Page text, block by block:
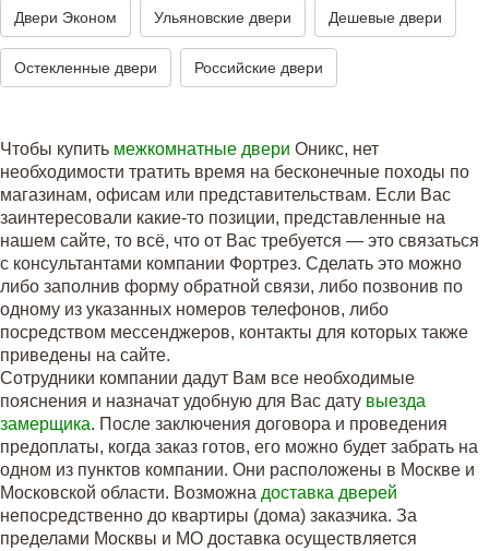
Двери Эконом Ульяновские двери Дешевые двери
Остекленные двери Российские двери
Чтобы купить межкомнатные двери Оникс, нет
необходимости тратить время на бесконечные походы по
магазинам, офисам или представительствам. Если Вас
заинтересовали какие-то позиции, представленные на
нашем сайте, то всё, что от Вас требуется — это связаться
с консультантами компании Фортрез. Сделать это можно
либо заполнив форму обратной связи, либо позвонив по
одному из указанных номеров телефонов, либо
посредством мессенджеров, контакты для которых также
приведены на сайте.
Сотрудники компании дадут Вам все необходимые
пояснения и назначат удобную для Вас дату выезда
замерщика. После заключения договора и проведения
предоплаты, когда заказ готов, его можно будет забрать на
одном из пунктов компании. Они расположены в Москве и
Московской области. Возможна доставка дверей
непосредственно до квартиры (дома) заказчика. За
пределами Москвы и МО доставка осуществляется